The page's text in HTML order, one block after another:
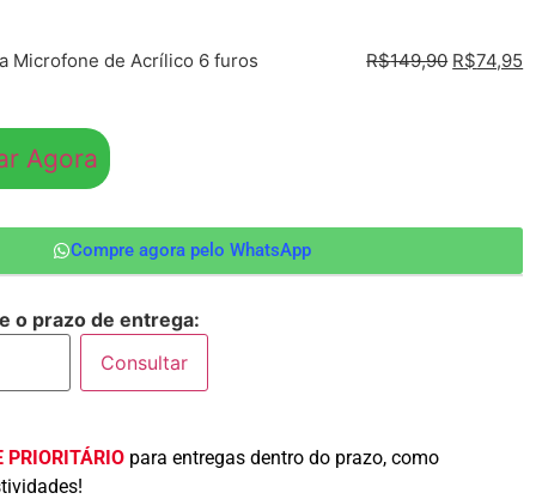
Microfone de Acrílico 6 furos R$149,90 R$74,95
Agora
Compre agora pelo WhatsApp
o prazo de entrega:
Consultar
PRIORITÁRIO para entregas dentro do prazo, como